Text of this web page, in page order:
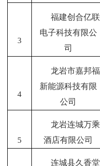
3
福建创合亿联
电子科技有限公
司
4
龙岩市嘉邦福
新能源科技有限
公司
5
龙岩连城万乘
酒店有限公司
连城县久香堂